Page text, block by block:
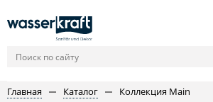
Главная Каталог Коллекция Main